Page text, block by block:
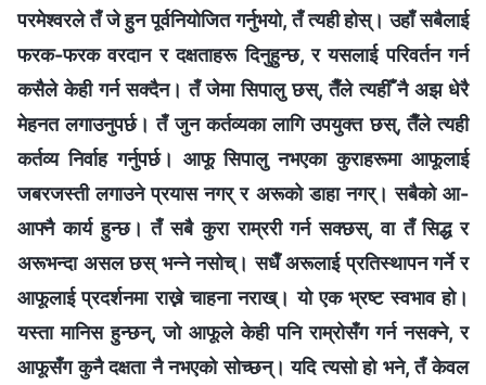
परमेश्‍वरले तँ जे हुन पूर्वनियोजित गर्नुभयो, तँ त्यही होस्। उहाँ सबैलाई
फरक-फरक वरदान र दक्षताहरू दिनुहुन्छ, र यसलाई परिवर्तन गर्न
कसैले केही गर्न सक्दैन। तँ जेमा सिपालु छस्, तैँले त्यहीँ नै अझ धेरै
मेहनत लगाउनुपर्छ। तँ जुन कर्तव्यका लागि उपयुक्त छस्, तैँले त्यही
कर्तव्य निर्वाह गर्नुपर्छ। आफू सिपालु नभएका कुराहरूमा आफूलाई
जबरजस्ती लगाउने प्रयास नगर् र अरूको डाहा नगर्। सबैको आ-
आफ्नै कार्य हुन्छ। तँ सबै कुरा राम्ररी गर्न सक्छस्, वा तँ सिद्ध र
अरूभन्दा असल छस् भन्‍ने नसोच्। सधैँ अरूलाई प्रतिस्थापन गर्ने र
आफूलाई प्रदर्शनमा राख्ने चाहना नराख्। यो एक भ्रष्ट स्वभाव हो।
यस्ता मानिस हुन्छन्, जो आफूले केही पनि राम्रोसँग गर्न नसक्ने, र
आफूसँग कुनै दक्षता नै नभएको सोच्छन्। यदि त्यसो हो भने, तँ केवल